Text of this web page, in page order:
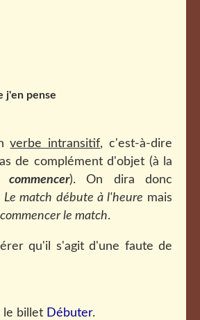
j'en pense
verbe intransitif, c'est-à-dire
de complément d'objet (à la
commencer). On dira donc
Le match débute à l'heure mais
le match.
qu'il s'agit d'une faute de
le billet Débuter.